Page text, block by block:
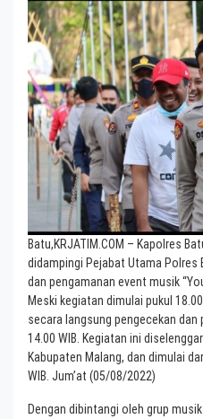
Batu,KRJATIM.COM – Kapolres
didampingi Pejabat Utama Polres
dan pengamanan event musik
Meski kegiatan dimulai pukul
secara langsung pengecekan dan
14.00 WIB. Kegiatan ini
Kabupaten Malang, dan dimulai
WIB. Jum’at (05/08/2022)
Dengan dibintangi oleh grup